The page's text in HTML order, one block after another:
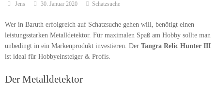
Jens 30. Januar 2020 Schatzsuche
Wer in Baruth erfolgreich auf Schatzsuche gehen will, benötigt einen
leistungsstarken Metalldetektor. Für maximalen Spaß am Hobby sollte man
unbedingt in ein Markenprodukt investieren. Der Tangra Relic Hunter III
ist ideal für Hobbyeinsteiger & Profis.
Der Metalldetektor